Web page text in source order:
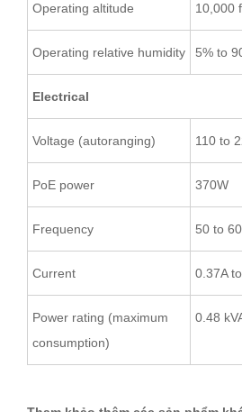
Operating altitude 10,000
Operating relative humidity 5% to
Electrical
Voltage (autoranging) 110 to
PoE power 370W
Frequency 50 to
Current 0.37A
Power rating (maximum
consumption)
0.48